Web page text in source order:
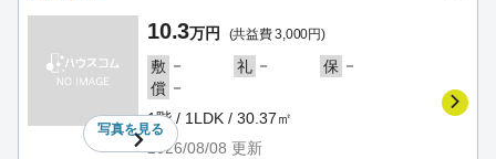
写真を見る
10.3万円 (共益費 3,000円)
敷 － 礼 － 保 －
償 －
1階 / 1LDK / 30.37㎡
2026/08/08 更新